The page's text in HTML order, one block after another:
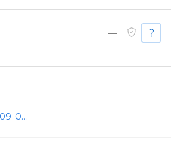
—
+7 (812) 309-09-50